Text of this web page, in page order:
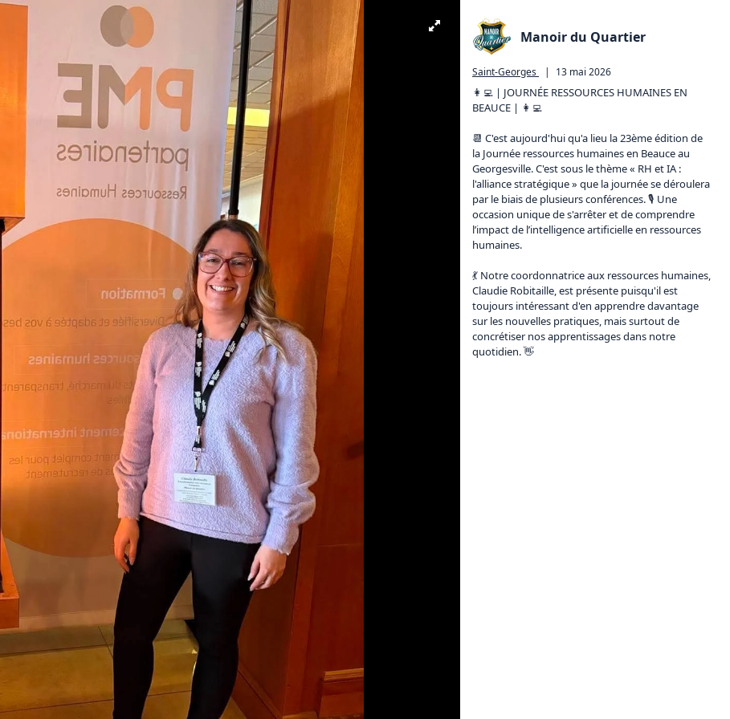
Manoir du Quartier
Saint-Georges | 13 mai 2026
👩‍💻 | JOURNÉE RESSOURCES HUMAINES EN
BEAUCE | 👩‍💻
📆 C'est aujourd'hui qu'a lieu la 23ème édition de
la Journée ressources humaines en Beauce au
Georgesville. C'est sous le thème « RH et IA :
l'alliance stratégique » que la journée se déroulera
par le biais de plusieurs conférences. 🎙 Une
occasion unique de s'arrêter et de comprendre
l’impact de l’intelligence artificielle en ressources
humaines.
💃 Notre coordonnatrice aux ressources humaines,
Claudie Robitaille, est présente puisqu'il est
toujours intéressant d'en apprendre davantage
sur les nouvelles pratiques, mais surtout de
concrétiser nos apprentissages dans notre
quotidien. 👋